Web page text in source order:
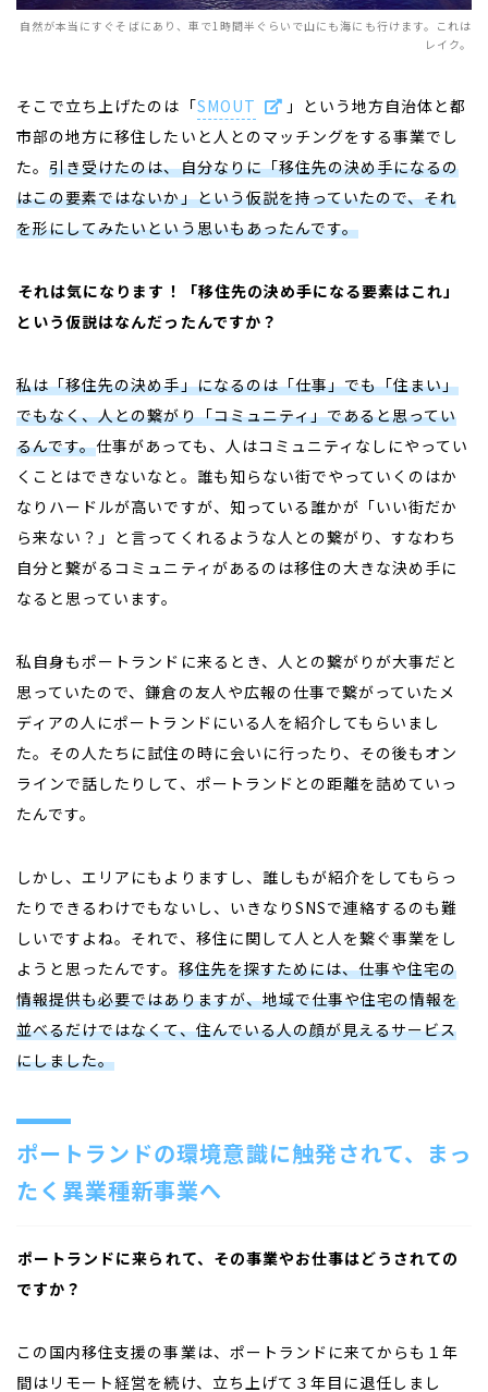
自然が本当にすぐそばにあり、車で1時間半ぐらいで山にも海にも行けます。これは
レイク。
そこで立ち上げたのは「SMOUT 」という地方自治体と都
市部の地方に移住したいと人とのマッチングをする事業でし
た。引き受けたのは、自分なりに「移住先の決め手になるの
はこの要素ではないか」という仮説を持っていたので、それ
を形にしてみたいという思いもあったんです。
それは気になります！「移住先の決め手になる要素はこれ」
という仮説はなんだったんですか？
私は「移住先の決め手」になるのは「仕事」でも「住まい」
でもなく、人との繋がり「コミュニティ」であると思ってい
るんです。仕事があっても、人はコミュニティなしにやってい
くことはできないなと。誰も知らない街でやっていくのはか
なりハードルが高いですが、知っている誰かが「いい街だか
ら来ない？」と言ってくれるような人との繋がり、すなわち
自分と繋がるコミュニティがあるのは移住の大きな決め手に
なると思っています。
私自身もポートランドに来るとき、人との繋がりが大事だと
思っていたので、鎌倉の友人や広報の仕事で繋がっていたメ
ディアの人にポートランドにいる人を紹介してもらいまし
た。その人たちに試住の時に会いに行ったり、その後もオン
ラインで話したりして、ポートランドとの距離を詰めていっ
たんです。
しかし、エリアにもよりますし、誰しもが紹介をしてもらっ
たりできるわけでもないし、いきなりSNSで連絡するのも難
しいですよね。それで、移住に関して人と人を繋ぐ事業をし
ようと思ったんです。 移住先を探すためには、仕事や住宅の
情報提供も必要ではありますが、地域で仕事や住宅の情報を
並べるだけではなくて、住んでいる人の顔が見えるサービス
にしました。
ポートランドの環境意識に触発されて、まっ
たく異業種新事業へ
――ポートランドに来られて、その事業やお仕事はどうされての
ですか？
この国内移住支援の事業は、ポートランドに来てからも１年
間はリモート経営を続け、立ち上げて３年目に退任しまし